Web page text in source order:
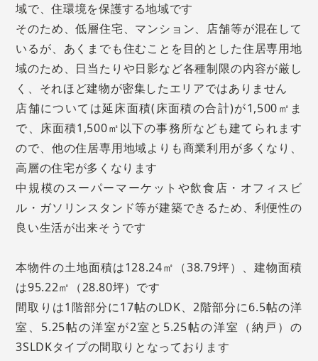
域で、住環境を保護する地域です
そのため、低層住宅、マンション、店舗等が混在して
いるが、あくまでも住むことを目的とした住居専用地
域のため、日当たりや日影など各種制限の内容が厳し
く、それほど建物が密集したエリアではありません
店舗については延床面積(床面積の合計)が1,500㎡ま
で、床面積1,500㎡以下の事務所なども建てられます
ので、他の住居専用地域よりも商業利用が多くなり、
高層の住宅が多くなります
中規模のスーパーマーケットや飲食店・オフィスビ
ル・ガソリンスタンド等が建築できるため、利便性の
良い生活が出来そうです
本物件の土地面積は128.24㎡（38.79坪）、建物面積
は95.22㎡（28.80坪）です
間取りは1階部分に17帖のLDK、2階部分に6.5帖の洋
室、5.25帖の洋室が2室と5.25帖の洋室（納戸）の
3SLDKタイプの間取りとなっております